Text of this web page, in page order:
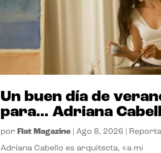
Un buen día de
para… Adriana
por Flat Magazine |Ago 8, 2026
Adriana Cabello es arquitecta, «a mi